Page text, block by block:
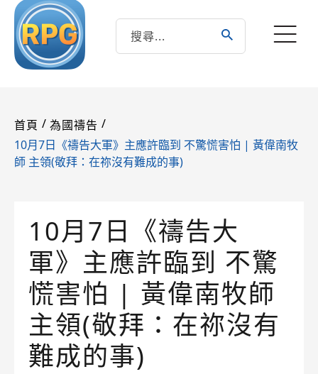
首頁 / 為國禱告 /
10月7日《禱告大軍》主應許臨到 不驚慌害怕 | 黃偉南牧
師 主領(敬拜：在祢沒有難成的事)
10月7日《禱告大
軍》主應許臨到 不驚
慌害怕 | 黃偉南牧師
主領(敬拜：在祢沒有
難成的事)